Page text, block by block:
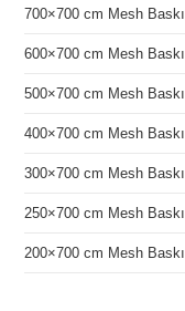
700×700 cm Mesh Baskı
600×700 cm Mesh Baskı
500×700 cm Mesh Baskı
400×700 cm Mesh Baskı
300×700 cm Mesh Baskı
250×700 cm Mesh Baskı
200×700 cm Mesh Baskı